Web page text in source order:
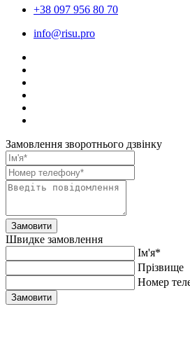
+38 097 956 80 70
info@risu.pro
Замовлення зворотнього дзвінку
Замовити
Швидке замовлення
Ім'я*
Прiзвище
Номер